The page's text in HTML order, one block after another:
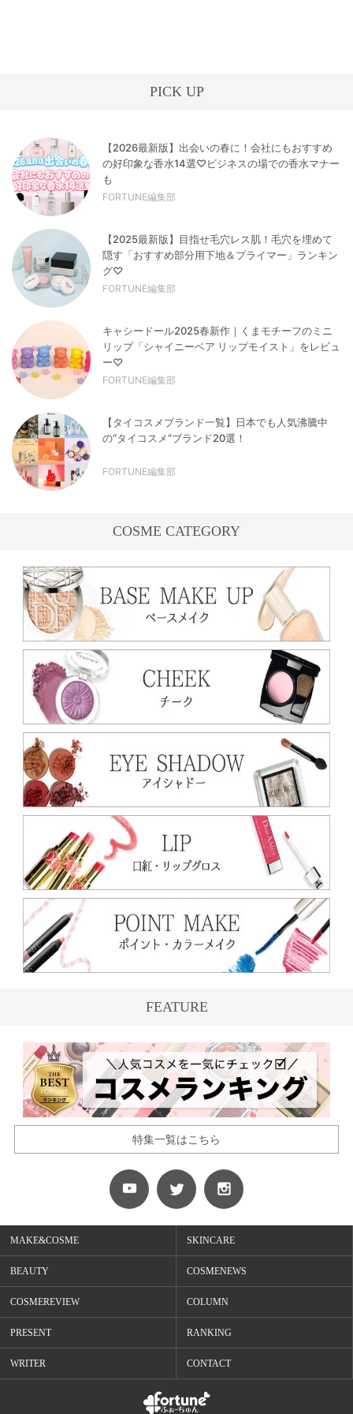
PICK UP
【2026最新版】出会いの春に！会社にもおすすめ
の好印象な香水14選♡ビジネスの場での香水マナー
も
FORTUNE編集部
【2025最新版】目指せ毛穴レス肌！毛穴を埋めて
隠す「おすすめ部分用下地＆プライマー」ランキン
グ♡
FORTUNE編集部
キャシードール2025春新作｜くまモチーフのミニ
リップ「シャイニーベア リップモイスト」をレビュ
ー♡
FORTUNE編集部
【タイコスメブランド一覧】日本でも人気沸騰中
の“タイコスメ”ブランド20選！
FORTUNE編集部
COSME CATEGORY
FEATURE
特集一覧はこちら
MAKE&COSME SKINCARE
BEAUTY COSMENEWS
COSMEREVIEW COLUMN
PRESENT RANKING
WRITER CONTACT